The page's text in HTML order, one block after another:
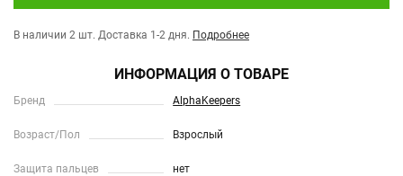
В наличии 2 шт. Доставка 1-2 дня. Подробнее
ИНФОРМАЦИЯ О ТОВАРЕ
Бренд AlphaKeepers
Возраст/Пол Взрослый
Защита пальцев нет